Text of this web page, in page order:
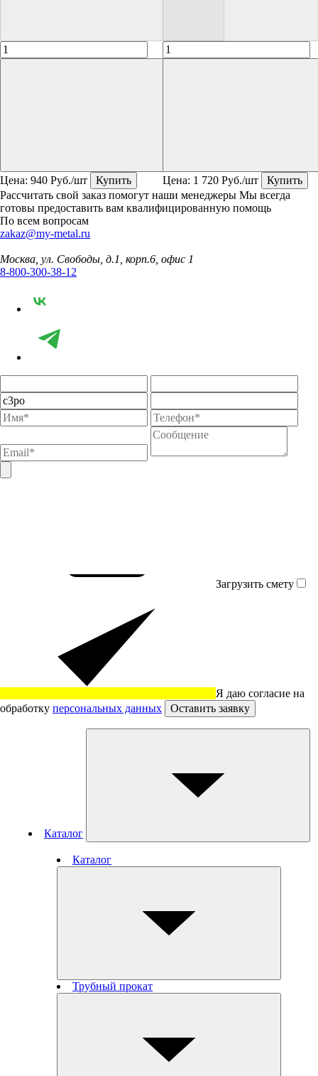
Цена: 940 Руб./шт Купить Цена: 1 720 Руб./шт
Купить
Рассчитать свой заказ помогут наши менеджеры Мы всегда
готовы предоставить вам квалифицированную помощь
По всем вопросам
zakaz@my-metal.ru
Москва, ул. Свободы, д.1, корп.6, офис 1
8-800-300-38-12
Загрузить смету
Я даю согласие на
обработку персональных данных Оставить заявку
Каталог
Каталог
Трубный прокат